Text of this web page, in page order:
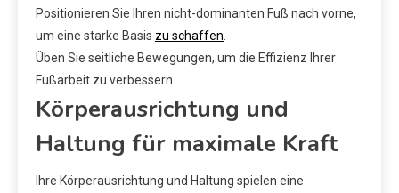
Positionieren Sie Ihren nicht-dominanten Fuß nach vorne,
um eine starke Basis zu schaffen
Üben Sie seitliche Bewegungen, um die Effizienz Ihrer
Fußarbeit zu verbessern.
Körperausrichtung und
Haltung für maximale Kraft
Ihre Körperausrichtung und Haltung spielen eine